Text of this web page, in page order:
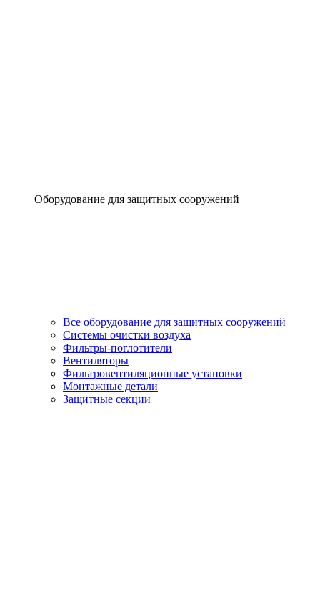
Оборудование для защитных сооружений
Все оборудование для защитных сооружений
Системы очистки воздуха
Фильтры-поглотители
Вентиляторы
Фильтровентиляционные установки
Монтажные детали
Защитные секции